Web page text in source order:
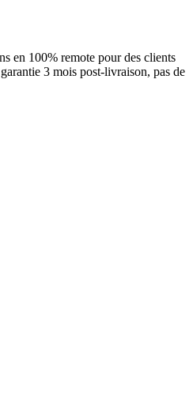
en 100% remote pour des clients
3 mois post-livraison, pas de